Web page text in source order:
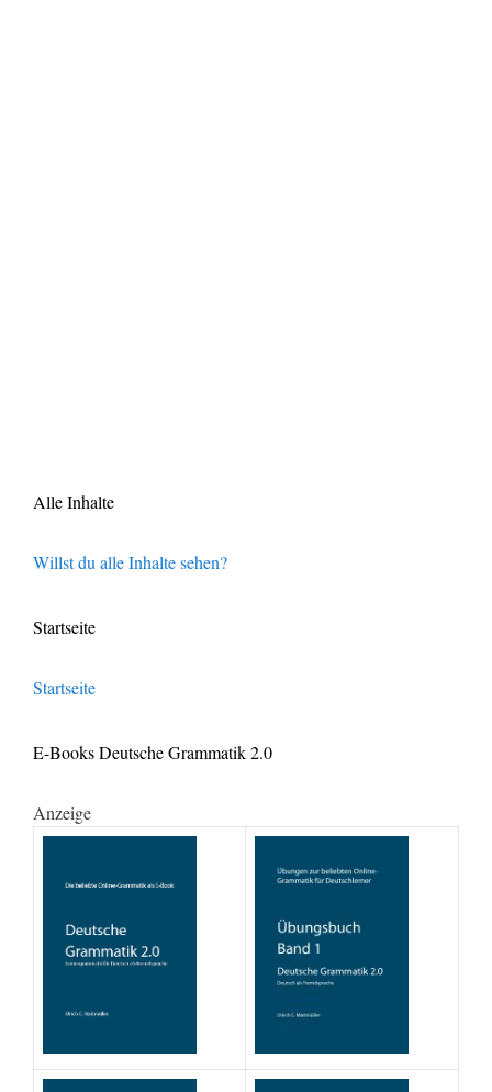
Alle Inhalte
Willst du alle Inhalte sehen?
Startseite
Startseite
E-Books Deutsche Grammatik 2.0
Anzeige